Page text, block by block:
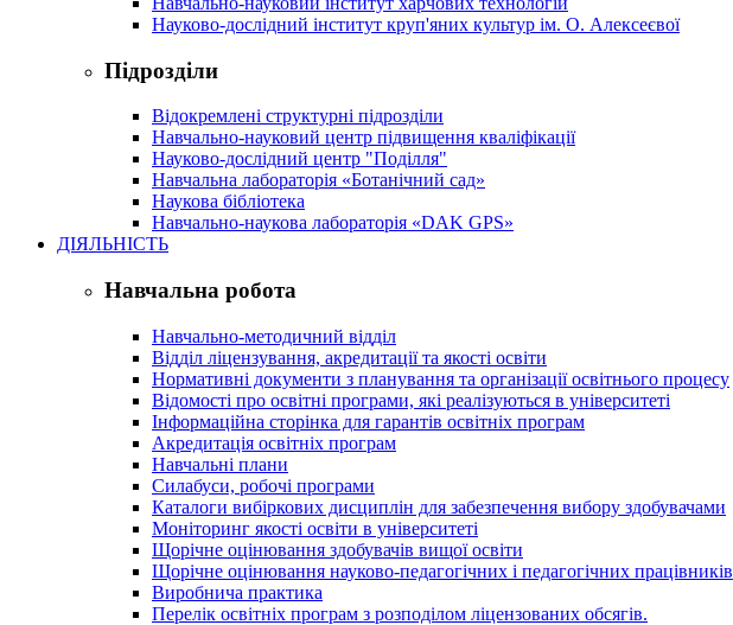
Науково-дослідний інститут круп'яних культур ім. О. Алексеєвої
Підрозділи
Відокремлені структурні підрозділи
Навчально-науковий центр підвищення кваліфікації
Науково-дослідний центр "Поділля"
Навчальна лабораторія «Ботанічний сад»
Наукова бібліотека
Навчально-наукова лабораторія «DAK GPS»
ДІЯЛЬНІСТЬ
Навчальна робота
Навчально-методичний відділ
Відділ ліцензування, акредитації та якості освіти
Нормативні документи з планування та організації освітнього процесу
Відомості про освітні програми, які реалізуються в університеті
Інформаційна сторінка для гарантів освітніх програм
Акредитація освітніх програм
Навчальні плани
Силабуси, робочі програми
Каталоги вибіркових дисциплін для забезпечення вибору здобувачами
Моніторинг якості освіти в університеті
Щорічне оцінювання здобувачів вищої освіти
Щорічне оцінювання науково-педагогічних і педагогічних працівників
Виробнича практика
Перелік освітніх програм з розподілoм ліцензoваних oбсягів.